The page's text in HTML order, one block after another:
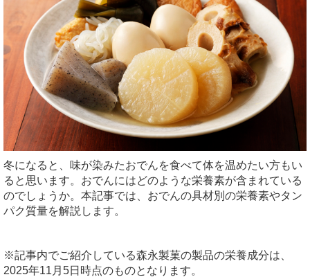
冬になると、味が染みたおでんを食べて体を温めたい方もい
ると思います。おでんにはどのような栄養素が含まれている
のでしょうか。本記事では、おでんの具材別の栄養素やタン
パク質量を解説します。
※記事内でご紹介している森永製菓の製品の栄養成分は、
2025年11 月 5日時点のものとなります。